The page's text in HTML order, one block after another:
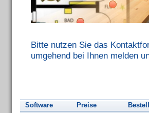
Bitte nutzen Sie das
umgehend bei Ihnen melden
Software
Preise